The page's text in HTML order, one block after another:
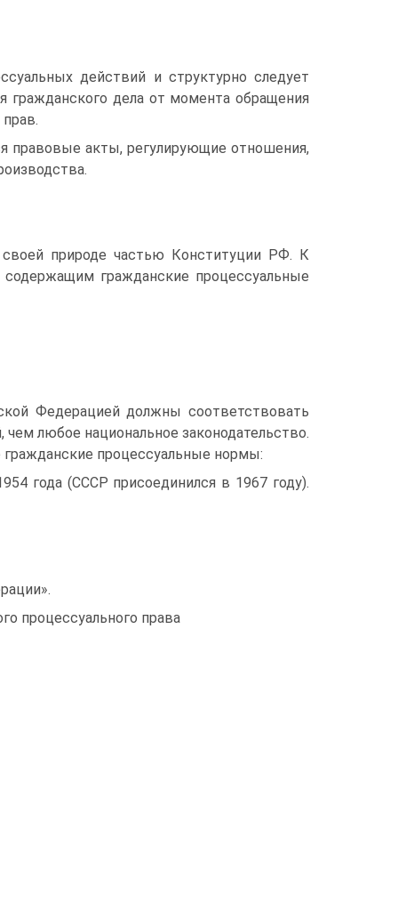
действий и структурно следует
гражданского дела от момента обращения
правовые акты, регулирующие отношения,
природе частью Конституции РФ. К
гражданские процессуальные
Федерацией должны соответствовать
любое национальное законодательство.
процессуальные нормы:
года (СССР присоединился в 1967 году).
процессуального права